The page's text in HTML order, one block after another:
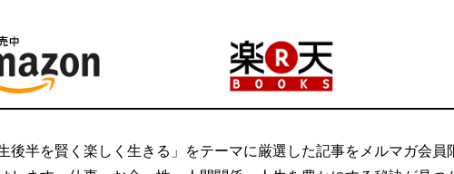
後半を賢く楽しく生きる」をテーマに厳選した記事をメルマガ会員